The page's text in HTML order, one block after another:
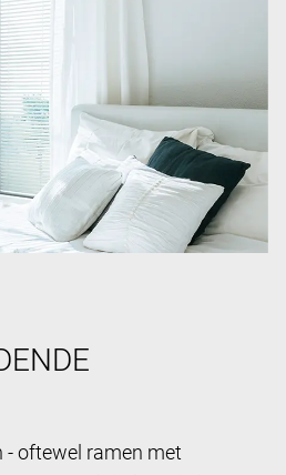
- oftewel ramen met